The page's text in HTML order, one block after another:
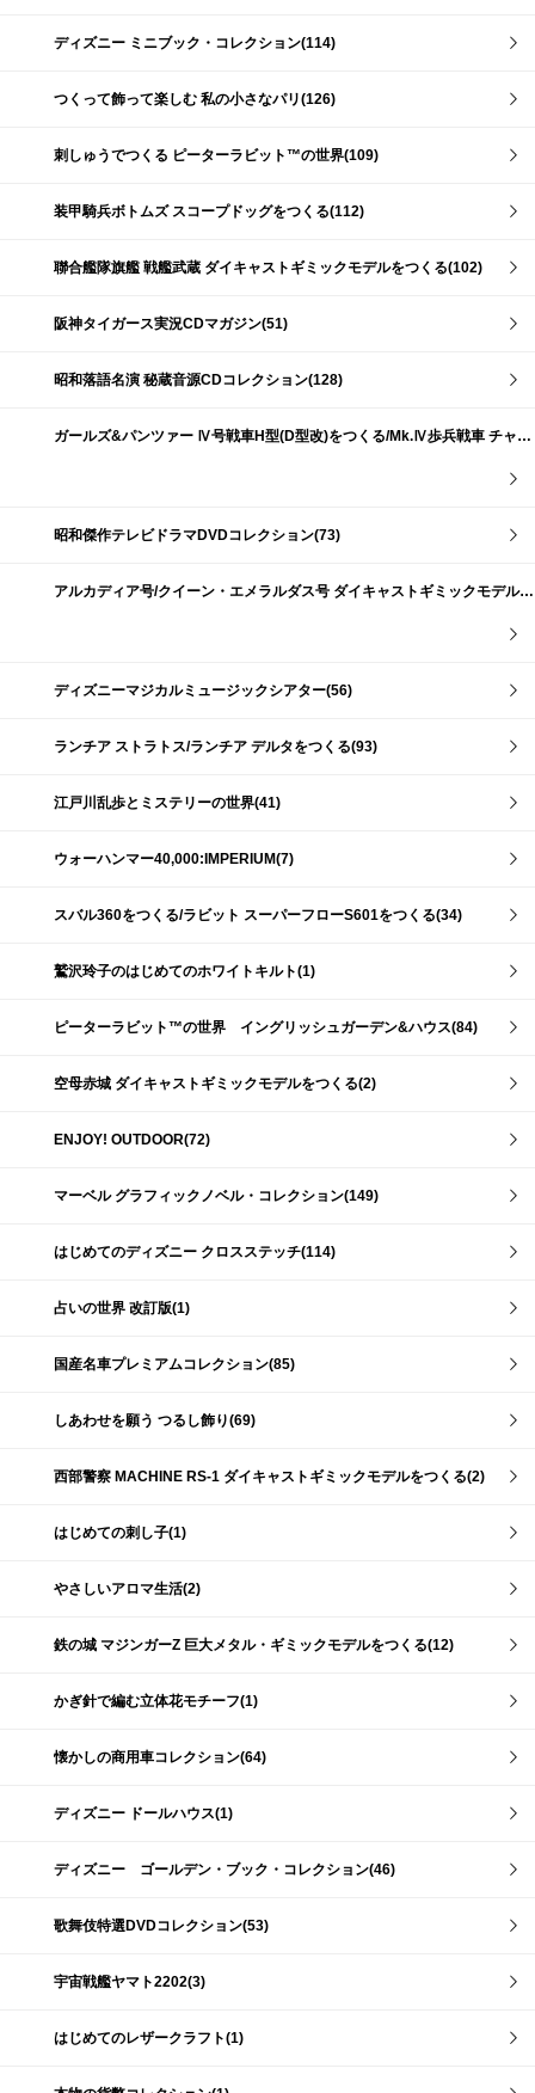
ディズニー ミニブック・コレクション(114)
つくって飾って楽しむ 私の小さなパリ(126)
刺しゅうでつくる ピーターラビット™の世界(109)
装甲騎兵ボトムズ スコープドッグをつくる(112)
聯合艦隊旗艦 戦艦武蔵 ダイキャストギミックモデルをつくる(102)
阪神タイガース実況CDマガジン(51)
昭和落語名演 秘蔵音源CDコレクション(128)
ガールズ&パンツァー Ⅳ号戦車H型(D型改)をつくる/Mk.Ⅳ歩兵戦車 チャーチルMk.Ⅶをつくる(191)
昭和傑作テレビドラマDVDコレクション(73)
アルカディア号/クイーン・エメラルダス号 ダイキャストギミックモデルをつくる(159)
ディズニーマジカルミュージックシアター(56)
ランチア ストラトス/ランチア デルタをつくる(93)
江戸川乱歩とミステリーの世界(41)
ウォーハンマー40,000:IMPERIUM(7)
スバル360をつくる/ラビット スーパーフローS601をつくる(34)
鷲沢玲子のはじめてのホワイトキルト(1)
ピーターラビット™の世界 イングリッシュガーデン&ハウス(84)
空母赤城 ダイキャストギミックモデルをつくる(2)
ENJOY! OUTDOOR(72)
マーベル グラフィックノベル・コレクション(149)
はじめてのディズニー クロスステッチ(114)
占いの世界 改訂版(1)
国産名車プレミアムコレクション(85)
しあわせを願う つるし飾り(69)
西部警察 MACHINE RS-1 ダイキャストギミックモデルをつくる(2)
はじめての刺し子(1)
やさしいアロマ生活(2)
鉄の城 マジンガーZ 巨大メタル・ギミックモデルをつくる(12)
かぎ針で編む立体花モチーフ(1)
懐かしの商用車コレクション(64)
ディズニー ドールハウス(1)
ディズニー ゴールデン・ブック・コレクション(46)
歌舞伎特選DVDコレクション(53)
宇宙戦艦ヤマト2202(3)
はじめてのレザークラフト(1)